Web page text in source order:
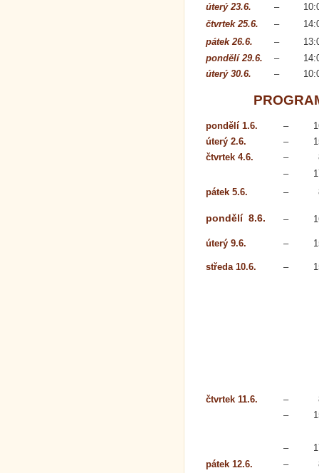
úterý 23.6. –
čtvrtek 25.6.
–
pátek 26.6.
–
pondělí 29.6.
–
úterý 30.6.
–
pondělí 1.6. –
úterý 2.6.
–
čtvrtek 4.6.
–
–
pátek 5.6.
–
pondělí 8.6. –
úterý 9.6. –
středa 10.6. –
čtvrtek 11.6. –
–
–
pátek 12.6.
–